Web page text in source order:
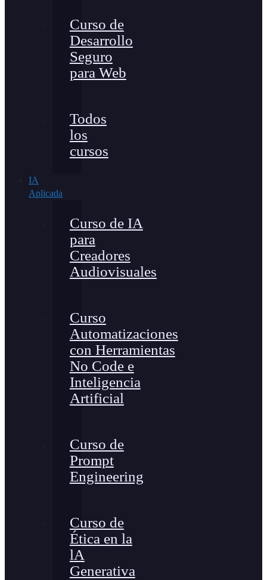
Curso de
Desarrollo
Seguro
para Web
Todos
los
cursos
IA
Aplicada
Curso de IA
para
Creadores
Audiovisuales
Curso
Automatizaciones
con Herramientas
No Code e
Inteligencia
Artificial
Curso de
Prompt
Engineering
Curso de
Ética en la
lA
Generativa